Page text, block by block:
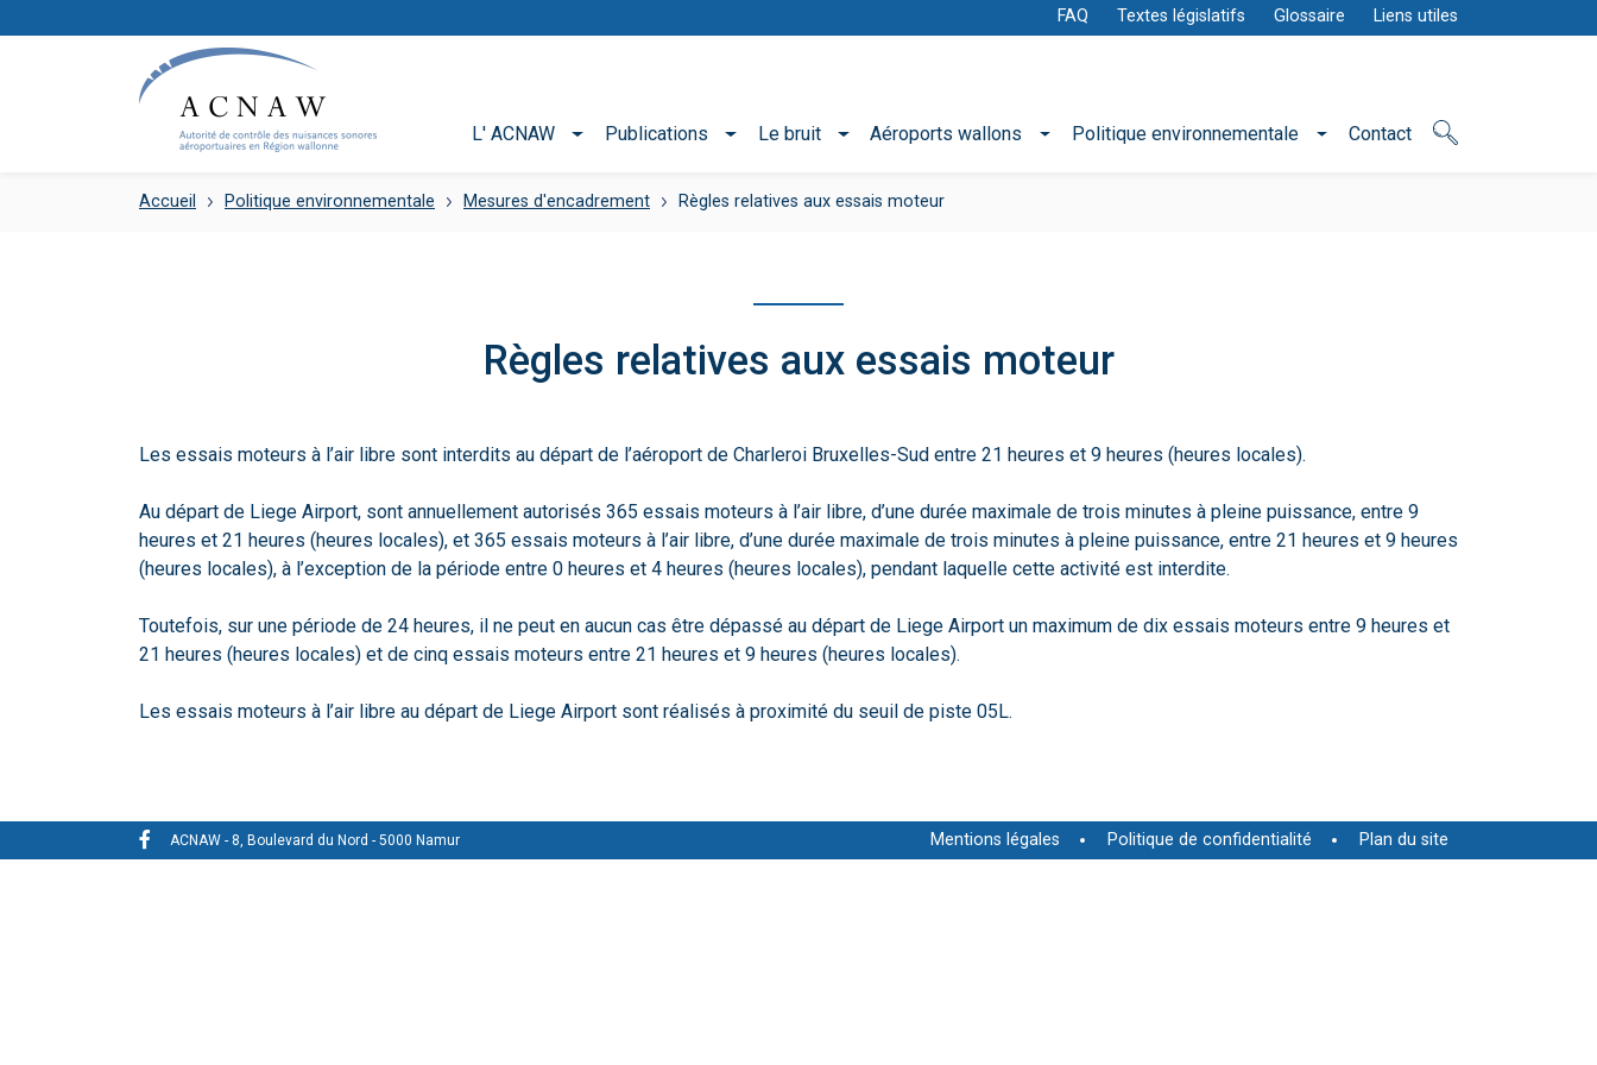
FAQ Textes législatifs Glossaire Liens utiles
L' ACNAW Publications Le bruit Aéroports wallons Politique environnementale Contact
Accueil Politique environnementale Mesures d'encadrement Règles relatives aux essais moteur
Règles relatives aux essais moteur
Les essais moteurs à l’air libre sont interdits au départ de l’aéroport de Charleroi Bruxelles-Sud entre 21 heures et 9 heures (heures locales).
Au départ de Liege Airport, sont annuellement autorisés 365 essais moteurs à l’air libre, d’une durée maximale de trois minutes à pleine puissance, entre 9
heures et 21 heures (heures locales), et 365 essais moteurs à l’air libre, d’une durée maximale de trois minutes à pleine puissance, entre 21 heures et 9 heures
(heures locales), à l’exception de la période entre 0 heures et 4 heures (heures locales), pendant laquelle cette activité est interdite.
Toutefois, sur une période de 24 heures, il ne peut en aucun cas être dépassé au départ de Liege Airport un maximum de dix essais moteurs entre 9 heures et
21 heures (heures locales) et de cinq essais moteurs entre 21 heures et 9 heures (heures locales).
Les essais moteurs à l’air libre au départ de Liege Airport sont réalisés à proximité du seuil de piste 05L.
ACNAW - 8, Boulevard du Nord - 5000 Namur Mentions légales Politique de confidentialité Plan du site